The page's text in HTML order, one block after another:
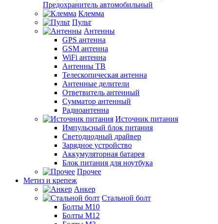
Предохранитель автомобильный
Клемма
Пульт
Антенны
GPS антенна
GSM антенна
WiFi антенна
Антенны ТВ
Телескопическая антенна
Антенные делители
Ответвитель антенный
Сумматор антенный
Радиоантенна
Источник питания
Импульсный блок питания
Светодиодный драйвер
Зарядное устройство
Аккумуляторная батарея
Блок питания для ноутбука
Прочее
Метиз и крепеж
Анкер
Стальной болт
Болты М10
Болты М12